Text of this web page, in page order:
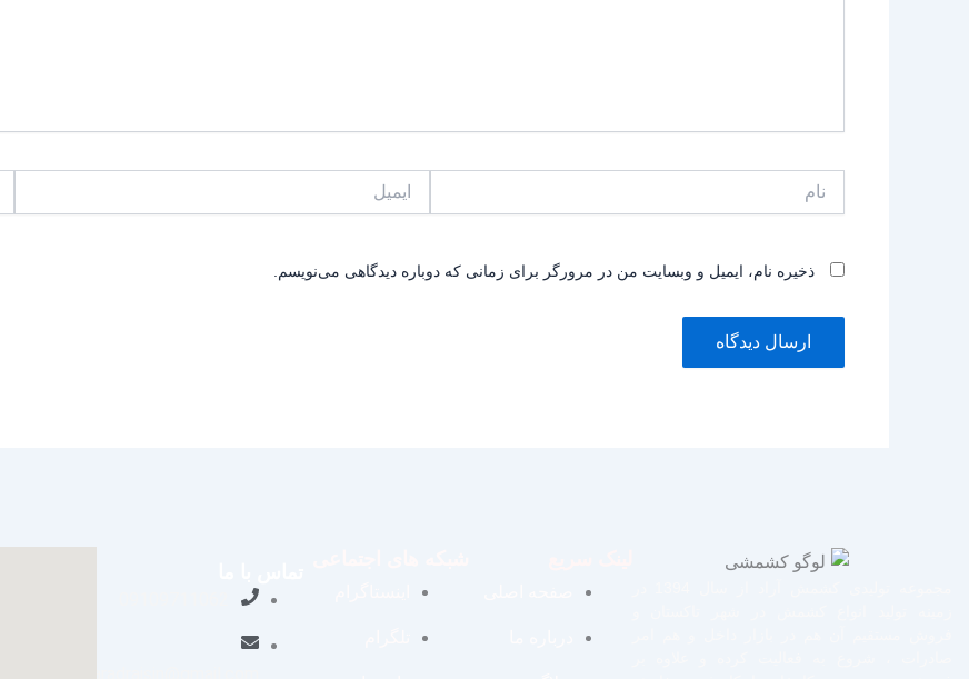
ذخیره نام، ایمیل و وبسایت من در مرورگر برای زمانی که دوباره دیدگاهی می‌نویسم.